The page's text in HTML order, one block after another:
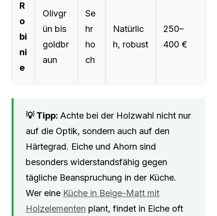
R
o
bi
ni
e
Olivgr
ün bis
goldbr
aun
Se
hr
ho
ch
Natürlic
h, robust
250–
400 €
Achte bei der Holzwahl nicht nur
auf die Optik, sondern auch auf den
Härtegrad. Eiche und Ahorn sind
besonders widerstandsfähig gegen
tägliche Beanspruchung in der Küche.
Wer eine Küche in Beige-Matt mit
Holzelementen plant, findet in Eiche oft